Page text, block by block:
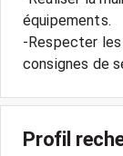
équipements.
-Respecter
Profil